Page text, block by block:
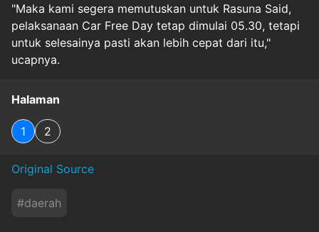
"Maka kami segera memutuskan untuk Rasuna Said,
pelaksanaan Car Free Day tetap dimulai 05.30, tetapi
untuk selesainya pasti akan lebih cepat dari itu,"
ucapnya.
Halaman
1 2
Original Source
#daerah